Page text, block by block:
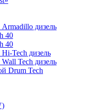
дизель
40
40
Tech дизель
Tech дизель
Drum Tech